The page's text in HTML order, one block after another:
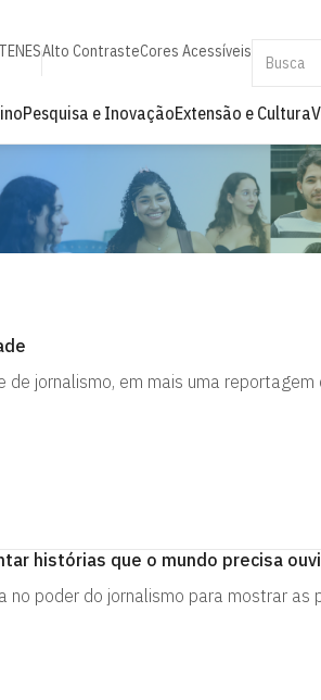
ENESAlto ContrasteCores Acessíveis
Pesquisa e InovaçãoExtensão e Cultura
jornalismo, em mais uma reportagem
histórias que o mundo precisa
no poder do jornalismo para mostrar as